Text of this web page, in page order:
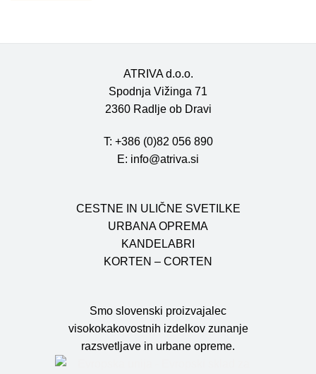
ATRIVA d.o.o.
Spodnja Vižinga 71
2360 Radlje ob Dravi
T: +386 (0)82 056 890
E: info@atriva.si
CESTNE IN ULIČNE SVETILKE
URBANA OPREMA
KANDELABRI
KORTEN – CORTEN
Smo slovenski proizvajalec
visokokakovostnih izdelkov zunanje
razsvetljave in urbane opreme.